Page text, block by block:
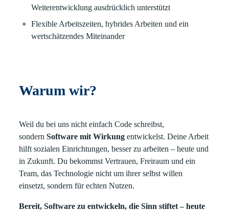
Weiterentwicklung ausdrücklich unterstützt
Flexible Arbeitszeiten, hybrides Arbeiten und ein
wertschätzendes Miteinander
Warum wir?
Weil du bei uns nicht einfach Code schreibst,
sondernSoftware mit Wirkung entwickelst. Deine Arbeit
hilft sozialen Einrichtungen, besser zu arbeiten – heute und
in Zukunft. Du bekommst Vertrauen, Freiraum und ein
Team, das Technologie nicht um ihrer selbst willen
einsetzt, sondern für echten Nutzen.
Bereit, Software zu entwickeln, die Sinn stiftet – heute